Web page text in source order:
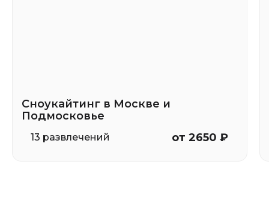
Сноукайтинг в Москве и
Подмосковье
13 развлечений от 2650 ₽